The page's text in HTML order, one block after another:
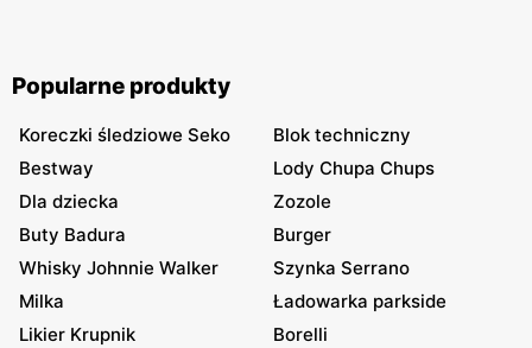
Popularne produkty
Koreczki śledziowe Seko
Blok techniczny
Bestway
Lody Chupa Chups
Dla dziecka
Zozole
Buty Badura
Burger
Whisky Johnnie Walker
Szynka Serrano
Milka
Ładowarka parkside
Likier Krupnik
Borelli